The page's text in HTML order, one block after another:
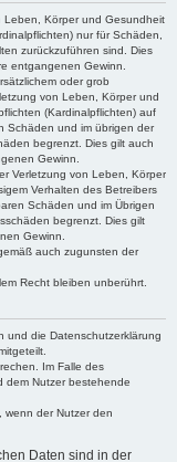
Leben, Körper und Gesundheit
nur für Schäden,
zurückzuführen sind. Dies
entgangenen Gewinn.
oder grob
von Leben, Körper und
(Kardinalpflichten) auf
Schäden und im übrigen der
begrenzt. Dies gilt auch
Gewinn.
Verletzung von Leben, Körper
Verhalten des Betreibers
Schäden und im Übrigen
begrenzt. Dies gilt
Gewinn.
auch zugunsten der
Recht bleiben unberührt.
und die Datenschutzerklärung
Im Falle des
dem Nutzer bestehende
wenn der Nutzer den
Daten sind in der